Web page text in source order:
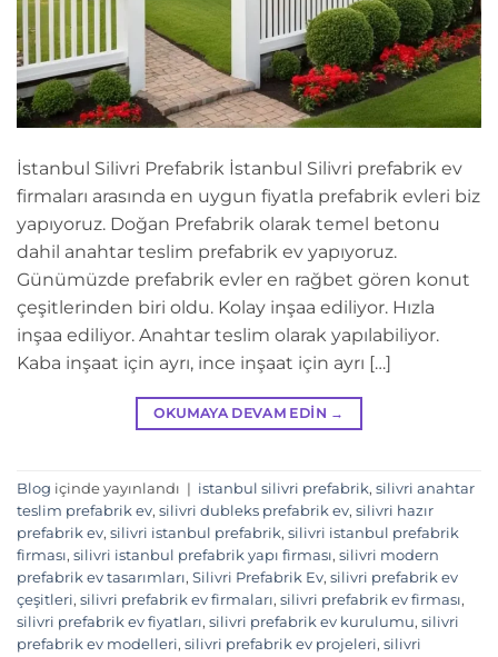
İstanbul Silivri Prefabrik İstanbul Silivri prefabrik ev
firmaları arasında en uygun fiyatla prefabrik evleri biz
yapıyoruz. Doğan Prefabrik olarak temel betonu
dahil anahtar teslim prefabrik ev yapıyoruz.
Günümüzde prefabrik evler en rağbet gören konut
çeşitlerinden biri oldu. Kolay inşaa ediliyor. Hızla
inşaa ediliyor. Anahtar teslim olarak yapılabiliyor.
Kaba inşaat için ayrı, ince inşaat için ayrı […]
OKUMAYA DEVAM EDIN →
Blog içinde yayınlandı | istanbul silivri prefabrik, silivri anahtar
teslim prefabrik ev, silivri dubleks prefabrik ev, silivri hazır
prefabrik ev, silivri istanbul prefabrik, silivri istanbul prefabrik
firması, silivri istanbul prefabrik yapı firması, silivri modern
prefabrik ev tasarımları, Silivri Prefabrik Ev, silivri prefabrik ev
çeşitleri, silivri prefabrik ev firmaları, silivri prefabrik ev firması,
silivri prefabrik ev fiyatları, silivri prefabrik ev kurulumu, silivri
prefabrik ev modelleri, silivri prefabrik ev projeleri, silivri